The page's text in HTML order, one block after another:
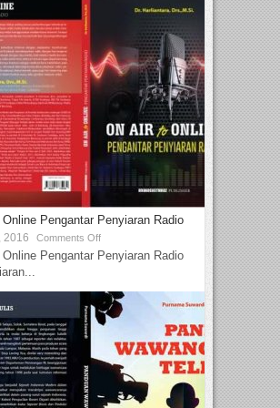
Online Pengantar Penyiaran Radio
2016 Comments Off
Online Pengantar Penyiaran Radio